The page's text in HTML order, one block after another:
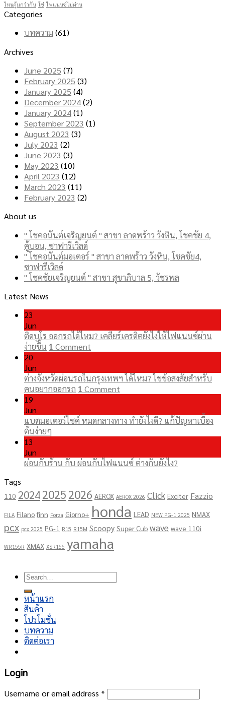
ไหนคุ้มกว่ากัน โซ่ ไฟแนนซ์ไม่ผ่าน
Categories
บทความ (61)
Archives
June 2025 (7)
February 2025 (3)
January 2025 (4)
December 2024(2)
January 2024(1)
September 2023 (1)
August 2023 (3)
July 2023 (2)
June 2023 (3)
May 2023 (10)
April 2023 (12)
March 2023 (11)
February 2023 (2)
About us
" โชคอนันต์เจริญยนต์ " สาขา ลาดพร้าว วังหิน, โชคชัย 4,
คู้บอน, ซาฟารีเวิลด์
" โชคอนันต์มอเตอร์ " สาขา ลาดพร้าว วังหิน, โชคชัย4,
ซาฟารีเวิลด์
" โชคชัยเจริญยนต์ " สาขา สุขาภิบาล 5, วัชรพล
Latest News
23
Jun
ติดบูโร ออกรถได้ไหม? เคลียร์เครดิตยังไงให้ไฟแนนซ์ผ่าน
ง่ายขึ้น 1 Comment
20
Jun
ต่างจังหวัดผ่อนรถในกรุงเทพฯ ได้ไหม? ไขข้อสงสัยสำหรับ
คนอยากออกรถ 1 Comment
19
Jun
แบตมอเตอร์ไซค์ หมดกลางทาง ทำยังไงดี? แก้ปัญหาเบื้อง
ต้นง่ายๆ
13
Jun
ผ่อนกับร้าน กับ ผ่อนกับไฟแนนซ์ ต่างกันยังไง?
Tags
110 202420252026 AEROX AEROX 2026 Click Exciter Fazzio
FILA Filano finn Forza Giorno+ honda LEAD NEW PG-1 2025 NMAX
pcx pcx 2025 PG-1 R15 R15M Scoopy Super Cub wave wave 110i
WR155R XMAX XSR155 yamaha
Search
for:
หน้าแรก
สินค้า
โปรโมชั่น
บทความ
ติดต่อเรา
Login
Username or email address *